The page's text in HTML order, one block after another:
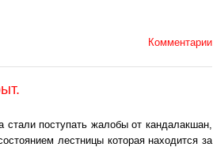
Комментарии
стали поступать жалобы от кандалакшан,
лестницы которая находится за